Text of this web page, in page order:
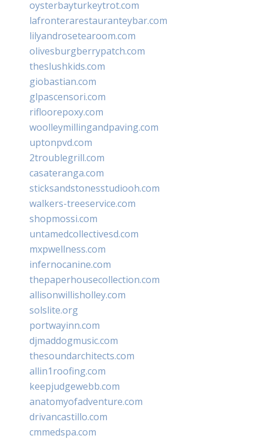
oysterbayturkeytrot.com
lafronterarestauranteybar.com
lilyandrosetearoom.com
olivesburgberrypatch.com
theslushkids.com
giobastian.com
glpascensori.com
rifloorepoxy.com
woolleymillingandpaving.com
uptonpvd.com
2troublegrill.com
casateranga.com
sticksandstonesstudiooh.com
walkers-treeservice.com
shopmossi.com
untamedcollectivesd.com
mxpwellness.com
infernocanine.com
thepaperhousecollection.com
allisonwillisholley.com
solslite.org
portwayinn.com
djmaddogmusic.com
thesoundarchitects.com
allin1roofing.com
keepjudgewebb.com
anatomyofadventure.com
drivancastillo.com
cmmedspa.com